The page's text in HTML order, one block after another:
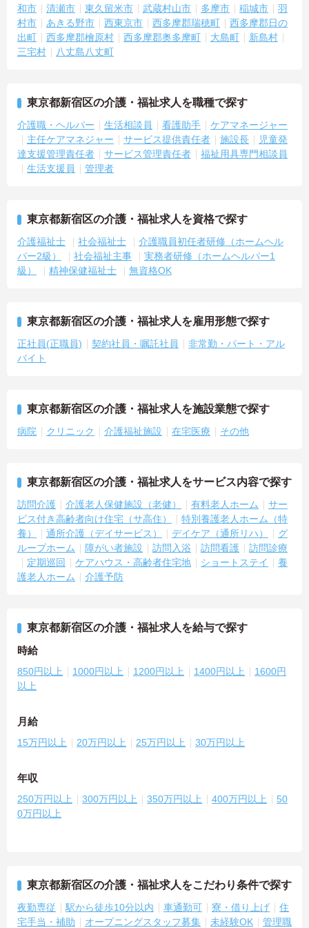
和市 清瀬市 東久留米市 武蔵村山市 多摩市 稲城市
羽
村市
あきる野市 西東京市 西多摩郡瑞穂町
西多摩郡日の
出町
西多摩郡檜原村 西多摩郡奥多摩町 大島町
新島村
三宅村
八丈島八丈町
東京都新宿区の介護・福祉求人を職種で探す
介護職・ヘルパー 生活相談員 看護助手
ケアマネージャー
主任ケアマネジャー
サービス提供責任者 施設長
児童発
達支援管理責任者
サービス管理責任者
福祉用具専門相談員
生活支援員
管理者
東京都新宿区の介護・福祉求人を資格で探す
介護福祉士 社会福祉士
介護職員初任者研修（ホームヘル
パー2級）
社会福祉主事
実務者研修（ホームヘルパー1
級）
精神保健福祉士 無資格OK
東京都新宿区の介護・福祉求人を雇用形態で探す
正社員(正職員) 契約社員・嘱託社員
非常勤・パート・アル
バイト
東京都新宿区の介護・福祉求人を施設業態で探す
病院 クリニック 介護福祉施設 在宅医療 その他
東京都新宿区の介護・福祉求人をサービス内容で探す
訪問介護 介護老人保健施設（老健） 有料老人ホーム
サー
ビス付き高齢者向け住宅（サ高住）
特別養護老人ホーム（特
養）
通所介護（デイサービス） デイケア（通所リハ）
グ
ループホーム
障がい者施設 訪問入浴 訪問看護
訪問診療
定期巡回
ケアハウス・高齢者住宅地 ショートステイ
養
護老人ホーム
介護予防
東京都新宿区の介護・福祉求人を給与で探す
時給
850円以上 1000円以上 1200円以上 1400円以上
1600円
以上
月給
15万円以上 20万円以上 25万円以上 30万円以上
年収
250万円以上 300万円以上 350万円以上 400万円以上
50
0万円以上
東京都新宿区の介護・福祉求人をこだわり条件で探す
夜勤専従 駅から徒歩10分以内 車通勤可 寮・借り上げ
住
宅手当・補助
オープニングスタッフ募集 未経験OK
管理職